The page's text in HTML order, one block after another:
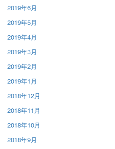
2019年6月
2019年5月
2019年4月
2019年3月
2019年2月
2019年1月
2018年12月
2018年11月
2018年10月
2018年9月